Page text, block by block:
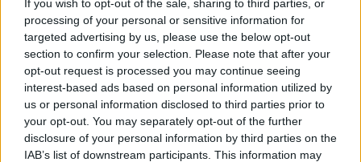
If you wish to opt-out of the sale, sharing to third parties, or
processing of your personal or sensitive information for
targeted advertising by us, please use the below opt-out
section to confirm your selection. Please note that after your
opt-out request is processed you may continue seeing
interest-based ads based on personal information utilized by
us or personal information disclosed to third parties prior to
your opt-out. You may separately opt-out of the further
disclosure of your personal information by third parties on the
IAB’s list of downstream participants. This information may